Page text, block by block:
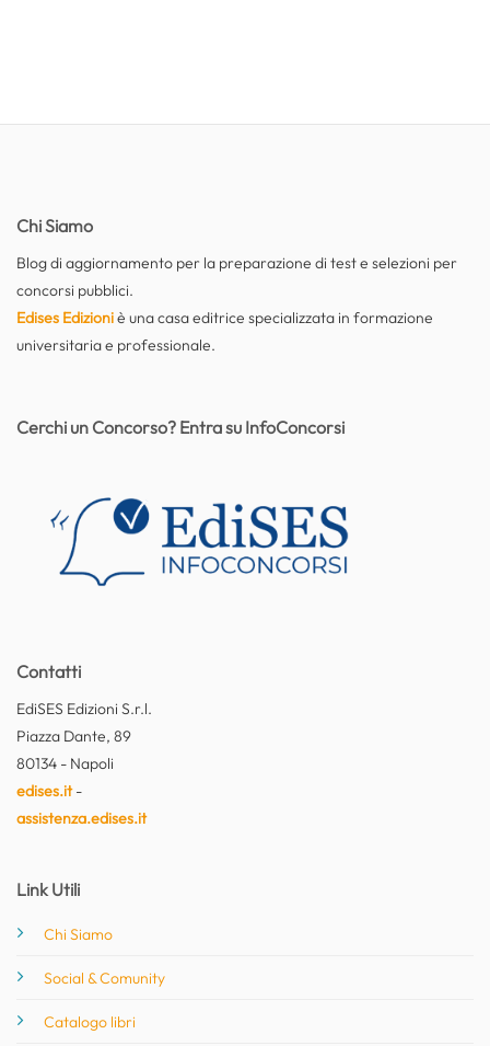
Chi Siamo
Blog di aggiornamento per la preparazione di test e selezioni per
concorsi pubblici.
Edises Edizioniè una casa editrice specializzata in formazione
universitaria e professionale.
Contatti
EdiSES Edizioni S.r.l.
Piazza Dante, 89
80134 - Napoli
edises.it-
assistenza.edises.it
Link Utili
Chi Siamo
Social & Comunity
Catalogo libri
Cerchi un Concorso? Entra su InfoConcorsi